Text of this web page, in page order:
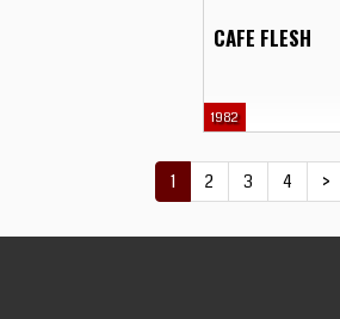
CAFE FLESH
1982
1 2 3 4 >